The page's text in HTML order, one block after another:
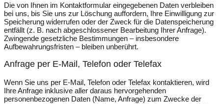
Die von Ihnen im Kontaktformular eingegebenen Daten verbleiben
bei uns, bis Sie uns zur Löschung auffordern, Ihre Einwilligung zur
Speicherung widerrufen oder der Zweck für die Datenspeicherung
entfällt (z. B. nach abgeschlossener Bearbeitung Ihrer Anfrage).
Zwingende gesetzliche Bestimmungen – insbesondere
Aufbewahrungsfristen – bleiben unberührt.
Anfrage per E-Mail, Telefon oder Telefax
Wenn Sie uns per E-Mail, Telefon oder Telefax kontaktieren, wird
Ihre Anfrage inklusive aller daraus hervorgehenden
personenbezogenen Daten (Name, Anfrage) zum Zwecke der